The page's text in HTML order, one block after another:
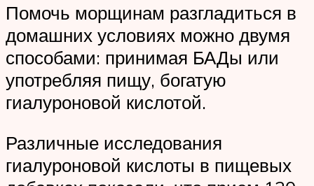
Помочь морщинам разгладиться в
домашних условиях можно двумя
способами: принимая БАДы или
употребляя пищу, богатую
гиалуроновой кислотой.
Различные исследования
гиалуроновой кислоты в пищевых